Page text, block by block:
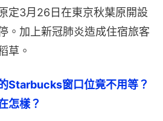
定3月26日在東京秋葉原開設
。加上新冠肺炎造成住宿旅客
草。
Starbucks窗口位竟不用等？
怎樣？